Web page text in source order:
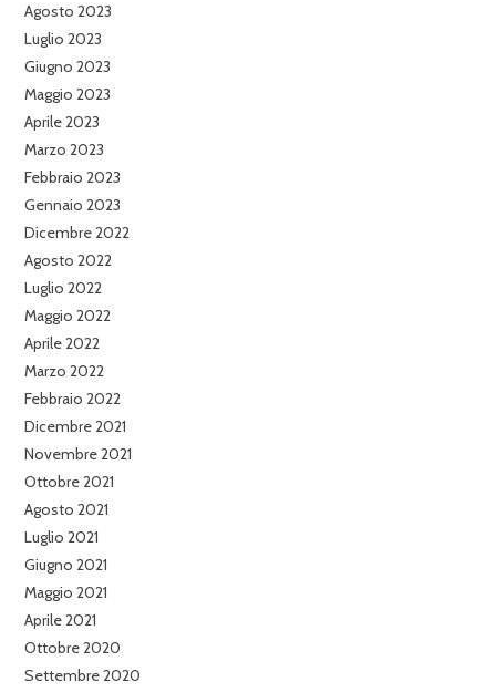
Agosto 2023
Luglio 2023
Giugno 2023
Maggio 2023
Aprile 2023
Marzo 2023
Febbraio 2023
Gennaio 2023
Dicembre 2022
Agosto 2022
Luglio 2022
Maggio 2022
Aprile 2022
Marzo 2022
Febbraio 2022
Dicembre 2021
Novembre 2021
Ottobre 2021
Agosto 2021
Luglio 2021
Giugno 2021
Maggio 2021
Aprile 2021
Ottobre 2020
Settembre 2020